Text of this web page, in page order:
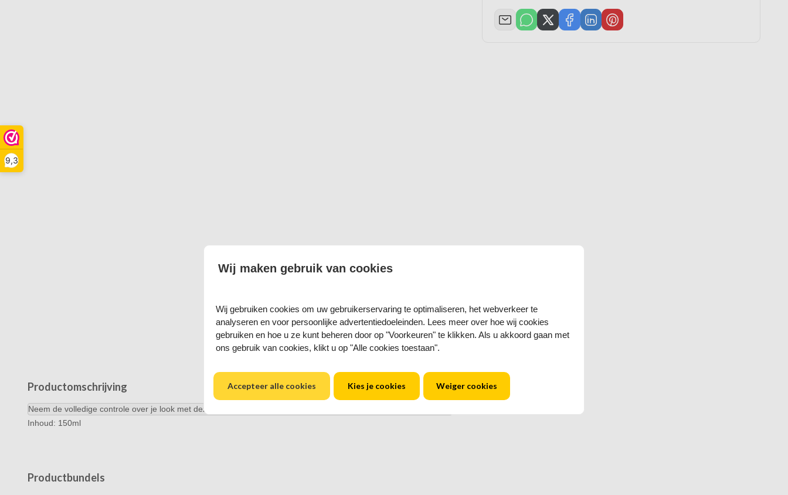
9,3
Productomschrijving
Neem de volledige controle over je look met deze extra sterkte spray.
Inhoud: 150ml
Productbundels
Wij maken gebruik van cookies
Wij gebruiken cookies om uw gebruikerservaring te optimaliseren, het webverkeer te
analyseren en voor persoonlijke advertentiedoeleinden. Lees meer over hoe wij cookies
gebruiken en hoe u ze kunt beheren door op "Voorkeuren" te klikken. Als u akkoord gaan met
ons gebruik van cookies, klikt u op "Alle cookies toestaan".
Accepteer alle cookies Kies je cookies Weiger cookies